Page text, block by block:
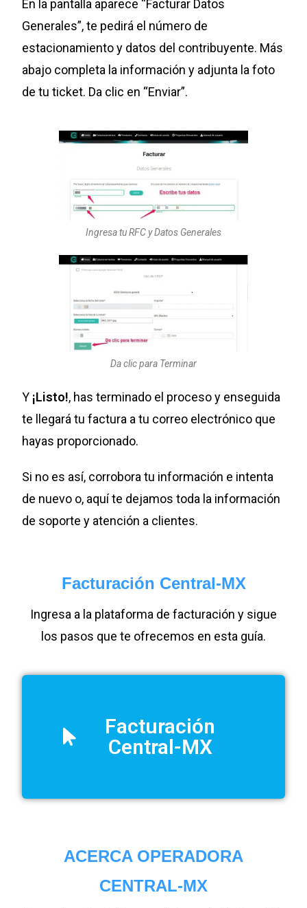
En la pantalla aparece “Facturar Datos
Generales”, te pedirá el número de
estacionamiento y datos del contribuyente. Más
abajo completa la información y adjunta la foto
de tu ticket. Da clic en “Enviar”.
Ingresa tu RFC y Datos Generales
Da clic para Terminar
Y ¡Listo!, has terminado el proceso y enseguida
te llegará tu factura a tu correo electrónico que
hayas proporcionado.
Si no es así, corrobora tu información e intenta
de nuevo o, aquí te dejamos toda la información
de soporte y atención a clientes.
Facturación Central-MX
Ingresa a la plataforma de facturación y sigue
los pasos que te ofrecemos en esta guía.
Facturación
Central-MX
ACERCA OPERADORA
CENTRAL-MX